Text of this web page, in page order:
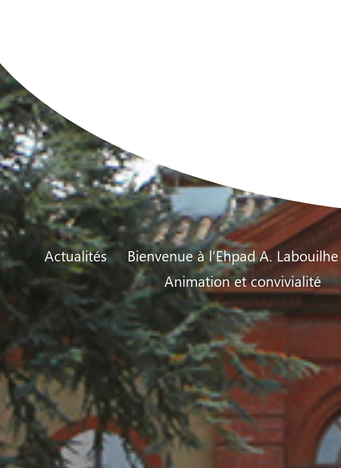
Actualités Bienvenue à l’Ehpad A. Labouilhe
Animation et convivialité